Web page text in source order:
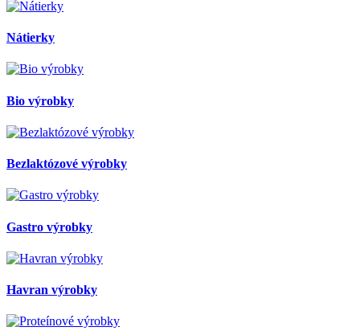
Nátierky
Bio výrobky
Bezlaktózové výrobky
Gastro výrobky
Havran výrobky